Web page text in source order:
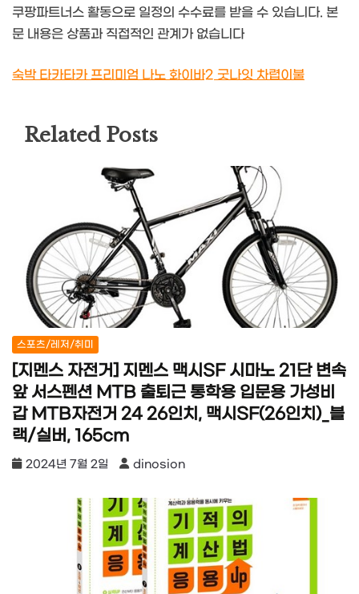
쿠팡파트너스 활동으로 일정의 수수료를 받을 수 있습니다. 본
문 내용은 상품과 직접적인 관계가 없습니다
숙박 타카타카 프리미엄 나노 화이바2 굿나잇 차렵이불
Related Posts
스포츠/레저/취미
[지멘스 자전거] 지멘스 맥시SF 시마노 21단 변속
앞 서스펜션 MTB 출퇴근 통학용 입문용 가성비
갑 MTB자전거 24 26인치, 맥시SF(26인치)_블
랙/실버, 165cm
2024년 7월 2일 dinosion